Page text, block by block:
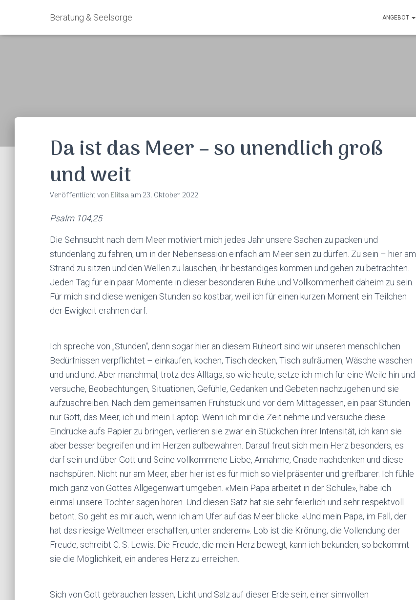
Beratung & Seelsorge ANGEBOT
Da ist das Meer – so unendlich groß
und weit
Veröffentlicht von Elitsaam23. Oktober 2022
Psalm 104,25
Die Sehnsucht nach dem Meer motiviert mich jedes Jahr unsere Sachen zu packen und
stundenlang zu fahren, um in der Nebensession einfach am Meer sein zu dürfen. Zu sein – hier am
Strand zu sitzen und den Wellen zu lauschen, ihr beständiges kommen und gehen zu betrachten.
Jeden Tag für ein paar Momente in dieser besonderen Ruhe und Vollkommenheit daheim zu sein.
Für mich sind diese wenigen Stunden so kostbar, weil ich für einen kurzen Moment ein Teilchen
der Ewigkeit erahnen darf.
Ich spreche von „Stunden“, denn sogar hier an diesem Ruheort sind wir unseren menschlichen
Bedürfnissen verpflichtet – einkaufen, kochen, Tisch decken, Tisch aufräumen, Wäsche waschen
und und und. Aber manchmal, trotz des Alltags, so wie heute, setze ich mich für eine Weile hin und
versuche, Beobachtungen, Situationen, Gefühle, Gedanken und Gebeten nachzugehen und sie
aufzuschreiben. Nach dem gemeinsamen Frühstück und vor dem Mittagessen, ein paar Stunden
nur Gott, das Meer, ich und mein Laptop. Wenn ich mir die Zeit nehme und versuche diese
Eindrücke aufs Papier zu bringen, verlieren sie zwar ein Stückchen ihrer Intensität, ich kann sie
aber besser begreifen und im Herzen aufbewahren. Darauf freut sich mein Herz besonders, es
darf sein und über Gott und Seine vollkommene Liebe, Annahme, Gnade nachdenken und diese
nachspüren. Nicht nur am Meer, aber hier ist es für mich so viel präsenter und greifbarer. Ich fühle
mich ganz von Gottes Allgegenwart umgeben. «Mein Papa arbeitet in der Schule», habe ich
einmal unsere Tochter sagen hören. Und diesen Satz hat sie sehr feierlich und sehr respektvoll
betont. So geht es mir auch, wenn ich am Ufer auf das Meer blicke. «Und mein Papa, im Fall, der
hat das riesige Weltmeer erschaffen, unter anderem». Lob ist die Krönung, die Vollendung der
Freude, schreibt C. S. Lewis. Die Freude, die mein Herz bewegt, kann ich bekunden, so bekommt
sie die Möglichkeit, ein anderes Herz zu erreichen.
Sich von Gott gebrauchen lassen, Licht und Salz auf dieser Erde sein, einer sinnvollen